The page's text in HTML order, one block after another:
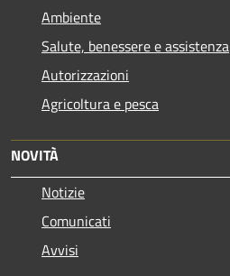
Ambiente
Salute, benessere e assistenza
Autorizzazioni
Agricoltura e pesca
NOVITÀ
Notizie
Comunicati
Avvisi